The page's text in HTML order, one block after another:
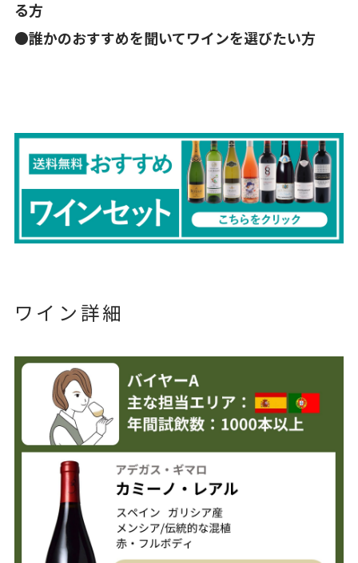
る方
●誰かのおすすめを聞いてワインを選びたい方
ワイン詳細